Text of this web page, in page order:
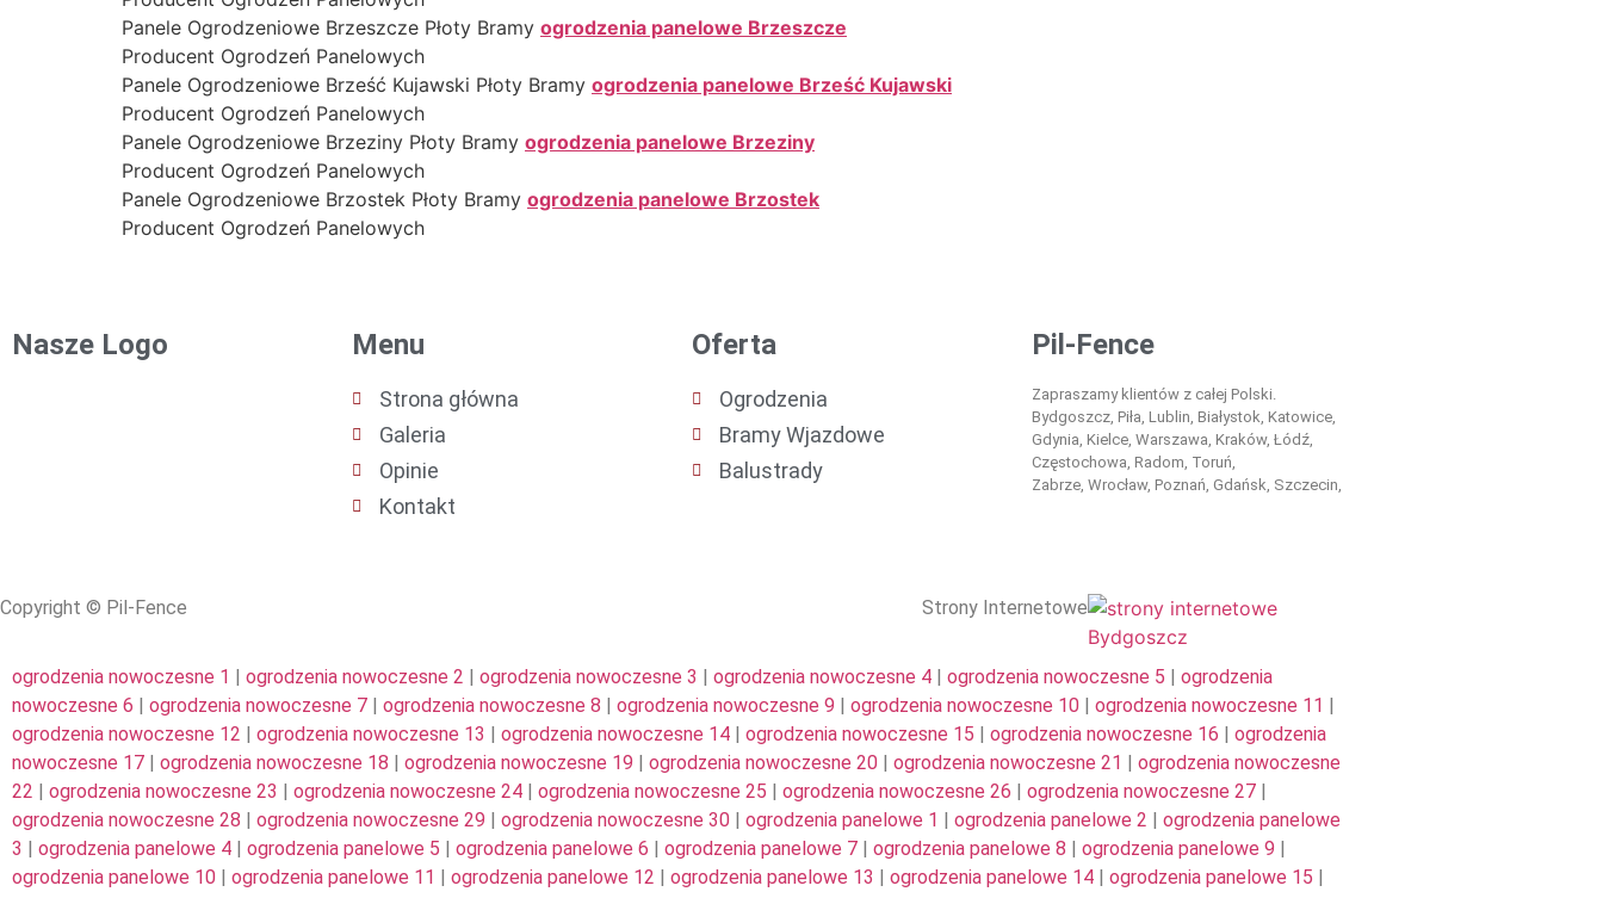
Panele Ogrodzeniowe Brzeszcze Płoty Bramy ogrodzenia panelowe Brzeszcze
Producent Ogrodzeń Panelowych
Panele Ogrodzeniowe Brześć Kujawski Płoty Bramy ogrodzenia panelowe Brześć Kujawski
Producent Ogrodzeń Panelowych
Panele Ogrodzeniowe Brzeziny Płoty Bramy ogrodzenia panelowe Brzeziny
Producent Ogrodzeń Panelowych
Panele Ogrodzeniowe Brzostek Płoty Bramy ogrodzenia panelowe Brzostek
Producent Ogrodzeń Panelowych
Nasze Logo Menu
Strona główna
Galeria
Opinie
Kontakt
Oferta
Ogrodzenia
Bramy Wjazdowe
Balustrady
Pil-Fence
Zapraszamy klientów z całej Polski.
Bydgoszcz, Piła, Lublin, Białystok, Katowice,
Gdynia, Kielce, Warszawa, Kraków, Łódź,
Częstochowa, Radom, Toruń,
Zabrze, Wrocław, Poznań, Gdańsk, Szczecin,
Copyright © Pil-Fence Strony Internetowe
ogrodzenia nowoczesne 1 ogrodzenia nowoczesne 2 ogrodzenia nowoczesne 3 ogrodzenia nowoczesne 4 ogrodzenia nowoczesne 5
ogrodzenia
nowoczesne 6
ogrodzenia nowoczesne 7 ogrodzenia nowoczesne 8 ogrodzenia nowoczesne 9 ogrodzenia nowoczesne 10 ogrodzenia nowoczesne 11
ogrodzenia nowoczesne 12
ogrodzenia nowoczesne 13 ogrodzenia nowoczesne 14 ogrodzenia nowoczesne 15 ogrodzenia nowoczesne 16
ogrodzenia
nowoczesne 17
ogrodzenia nowoczesne 18 ogrodzenia nowoczesne 19 ogrodzenia nowoczesne 20 ogrodzenia nowoczesne 21
ogrodzenia nowoczesne
22
ogrodzenia nowoczesne 23 ogrodzenia nowoczesne 24 ogrodzenia nowoczesne 25 ogrodzenia nowoczesne 26 ogrodzenia nowoczesne 27
ogrodzenia nowoczesne 28
ogrodzenia nowoczesne 29 ogrodzenia nowoczesne 30 ogrodzenia panelowe 1 ogrodzenia panelowe 2
ogrodzenia panelowe
3
ogrodzenia panelowe 4 ogrodzenia panelowe 5 ogrodzenia panelowe 6 ogrodzenia panelowe 7 ogrodzenia panelowe 8 ogrodzenia panelowe 9
ogrodzenia panelowe 10
ogrodzenia panelowe 11 ogrodzenia panelowe 12 ogrodzenia panelowe 13 ogrodzenia panelowe 14 ogrodzenia panelowe 15